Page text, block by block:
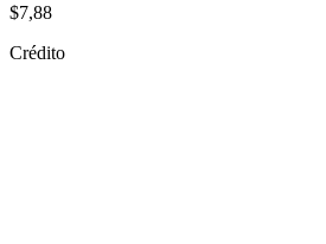
$7,88
Crédito